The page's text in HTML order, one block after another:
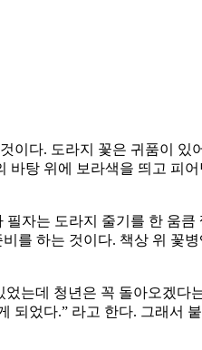
다. 도라지 꽃은 귀품이
탕 위에 보라색을 띄고 피
자는 도라지 줄기를 한 움
를 하는 것이다. 책상 위 꽃
는데 청년은 꼭 돌아오겠
었다.” 라고 한다. 그래서